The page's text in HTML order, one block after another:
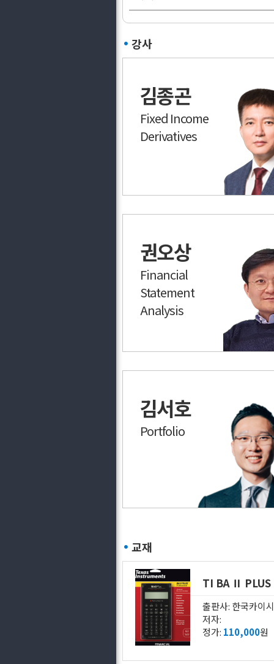
강사
김종곤
Fixed Income
Derivatives
권오상
Financial
Statement
Analysis
김서호
Portfolio
교재
TI BA Ⅱ
출판사: 한국카이
저자:
정가: 110,000원